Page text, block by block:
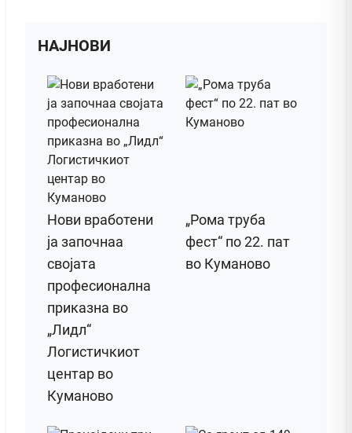
НАЈНОВИ
Нови вработени
ја започнаа
својата
професионална
приказна во
„Лидл“
Логистичкиот
центар во
Куманово
„Рома труба
фест“ по 22. пат
во Куманово